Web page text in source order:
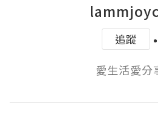
追蹤
愛生活愛